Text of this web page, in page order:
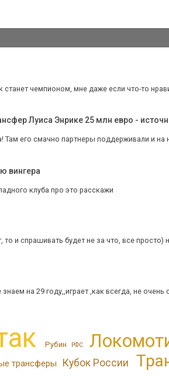
станет чемпионом, мне даже если что-то
Луиса Энрике 25 млн евро -
Там его смачно партнеры поддерживали и на
вингера
клуба про это расскажи
то и спрашивать будет не за что, все просто)
на 29 году,,играет ,как всегда, не
Рубин РФС
трансферы Кубок России